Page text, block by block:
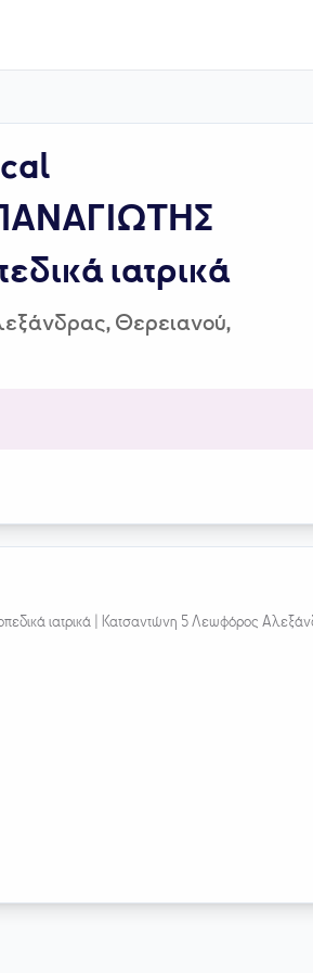
ιατρικά
Θερειανού,
ιατρικά | Κατσαντώνη 5 Λεωφόρος